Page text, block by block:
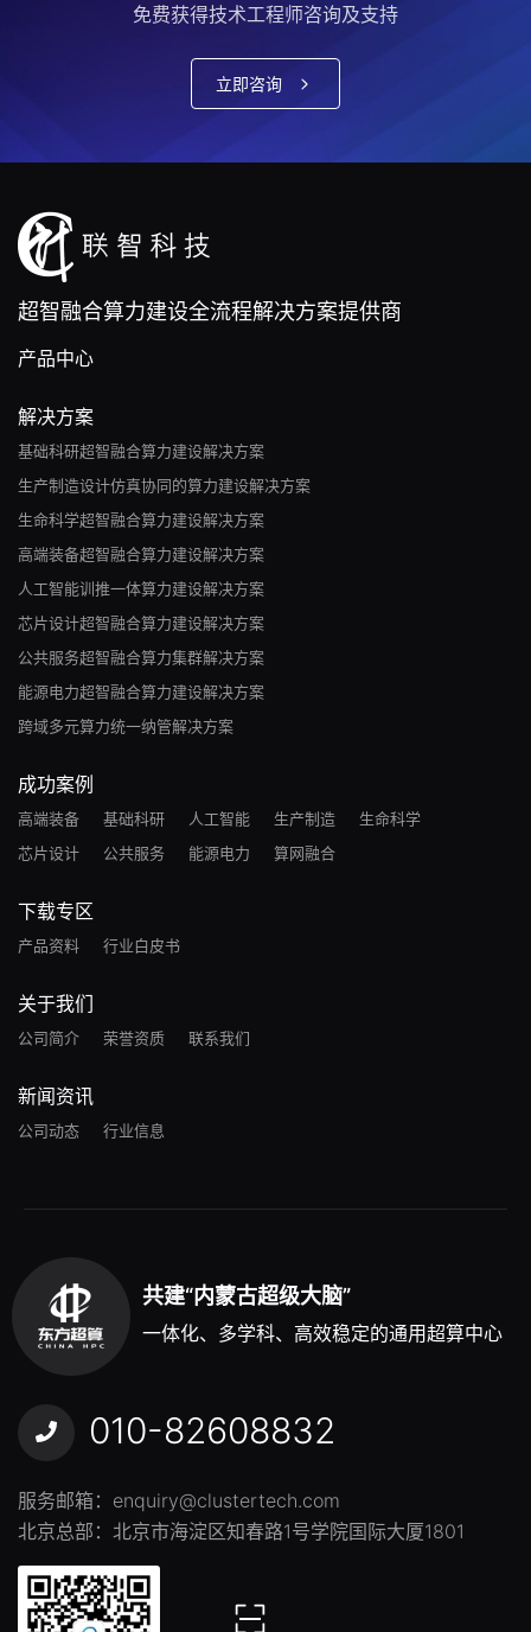
免费获得技术工程师咨询及支持
立即咨询
超智融合算力建设全流程解决方案提供商
产品中心
解决方案
基础科研超智融合算力建设解决方案
生产制造设计仿真协同的算力建设解决方案
生命科学超智融合算力建设解决方案
高端装备超智融合算力建设解决方案
人工智能训推一体算力建设解决方案
芯片设计超智融合算力建设解决方案
公共服务超智融合算力集群解决方案
能源电力超智融合算力建设解决方案
跨域多元算力统一纳管解决方案
成功案例
高端装备 基础科研 人工智能 生产制造
生命科学
芯片设计
公共服务 能源电力 算网融合
下载专区
产品资料 行业白皮书
关于我们
公司简介 荣誉资质 联系我们
新闻资讯
公司动态 行业信息
共建“内蒙古超级大脑”
一体化、多学科、高效稳定的通用超算中心
010-82608832
服务邮箱： enquiry@clustertech.com
北京总部：北京市海淀区知春路1号学院国际大厦1801